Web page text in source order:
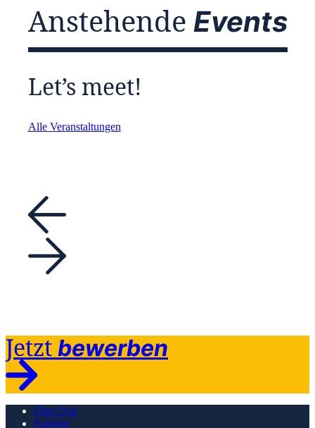
Anstehende Events
Let’s meet!
Alle Veranstaltungen
Jetzt bewerben
Über Uns
Karriere